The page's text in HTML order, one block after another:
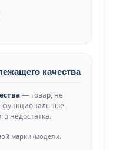
качества
— товар, не
функциональные
недостатка.
марки (модели,